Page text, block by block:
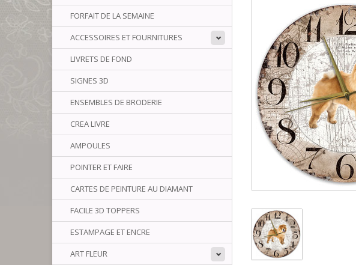
FORFAIT DE LA SEMAINE
ACCESSOIRES ET FOURNITURES
LIVRETS DE FOND
SIGNES 3D
ENSEMBLES DE BRODERIE
CREA LIVRE
AMPOULES
POINTER ET FAIRE
CARTES DE PEINTURE AU DIAMANT
FACILE 3D TOPPERS
ESTAMPAGE ET ENCRE
ART FLEUR